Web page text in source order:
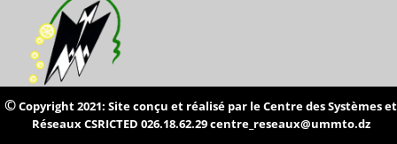
©Copyright 2021: Site conçu et réalisé par le Centre des Systèmes et
Réseaux CSRICTED 026.18.62.29 centre_reseaux@ummto.dz